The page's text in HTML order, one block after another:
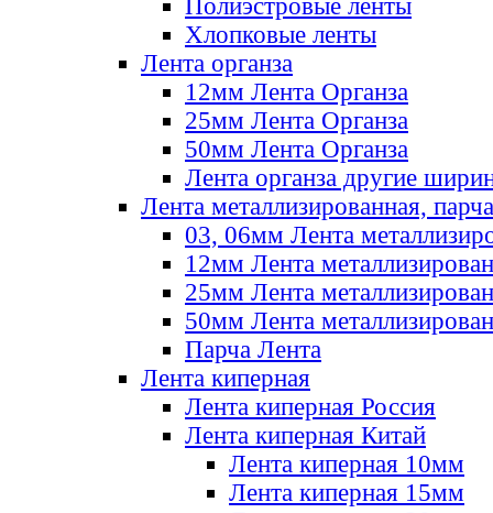
Полиэстровые ленты
Хлопковые ленты
Лента органза
12мм Лента Органза
25мм Лента Органза
50мм Лента Органза
Лента органза другие
Лента металлизированная, парча
03, 06мм Лента
12мм Лента
25мм Лента
50мм Лента
Парча Лента
Лента киперная
Лента киперная Россия
Лента киперная Китай
Лента киперная 10мм
Лента киперная 15мм